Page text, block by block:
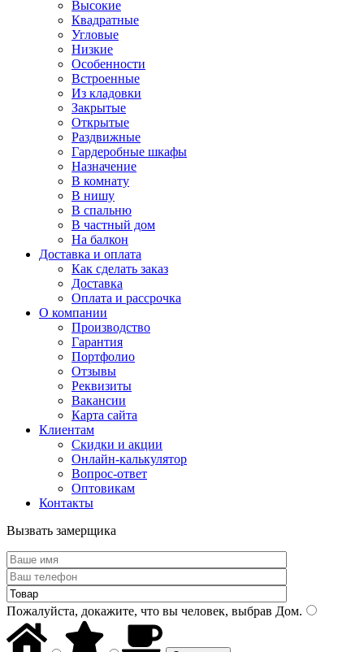
Высокие
Квадратные
Угловые
Низкие
Особенности
Встроенные
Из кладовки
Закрытые
Открытые
Раздвижные
Гардеробные шкафы
Назначение
В комнату
В нишу
В спальню
В частный дом
На балкон
Доставка и оплата
Как сделать заказ
Доставка
Оплата и рассрочка
О компании
Производство
Гарантия
Портфолио
Отзывы
Реквизиты
Вакансии
Карта сайта
Клиентам
Скидки и акции
Онлайн-калькулятор
Вопрос-ответ
Оптовикам
Контакты
Вызвать замерщика
Пожалуйста, докажите, что вы человек, выбрав Дом.